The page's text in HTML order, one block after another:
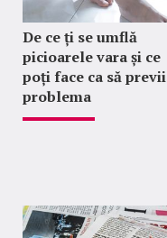
De ce ți se umflă
picioarele vara și ce
poți face ca să previi
problema